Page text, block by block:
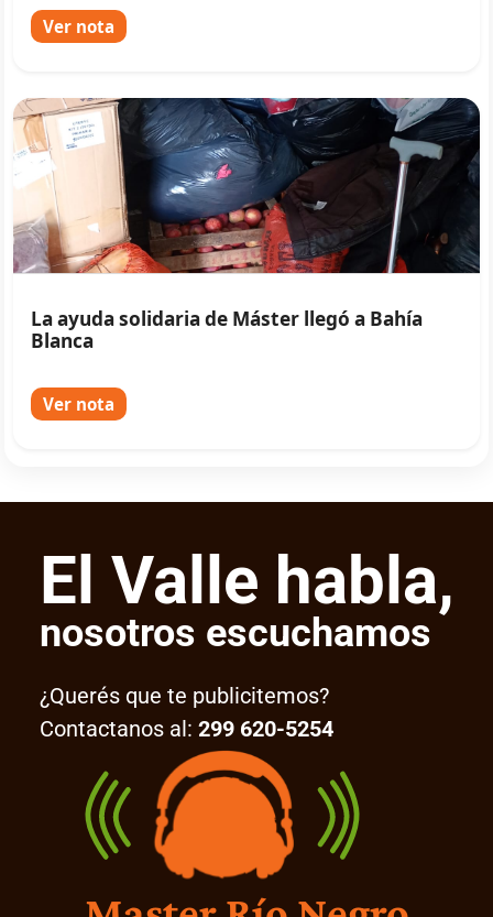
Ver nota
La ayuda solidaria de Máster llegó a Bahía
Blanca
Ver nota
El Valle habla,
nosotros escuchamos
¿Querés que te publicitemos?
Contactanos al: 299 620-5254